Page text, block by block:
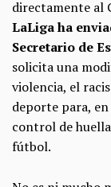
directamente al
LaLiga ha
Secretario de
solicita una
violencia, el
deporte para,
control de
fútbol.